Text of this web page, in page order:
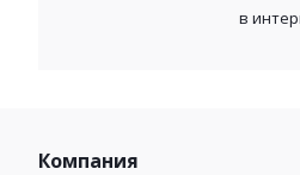
в
Компания